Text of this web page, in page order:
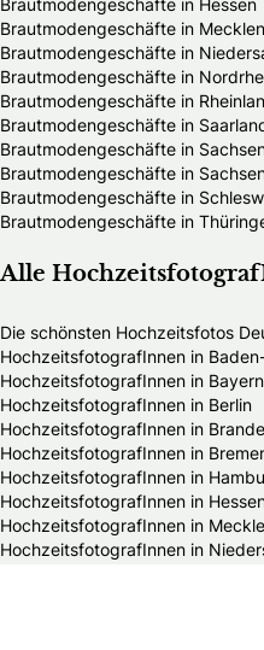
Brautmodengeschäfte in
Brautmodengeschäfte in
Brautmodengeschäfte in
Brautmodengeschäfte in
Brautmodengeschäfte in
Brautmodengeschäfte in
Brautmodengeschäfte in
Brautmodengeschäfte in
Brautmodengeschäfte in
Alle
Die schönsten Hochzeitsfotos
HochzeitsfotografInnen in
HochzeitsfotografInnen in Bayern
HochzeitsfotografInnen in Berlin
HochzeitsfotografInnen in
HochzeitsfotografInnen in
HochzeitsfotografInnen in
HochzeitsfotografInnen in
HochzeitsfotografInnen in
HochzeitsfotografInnen in